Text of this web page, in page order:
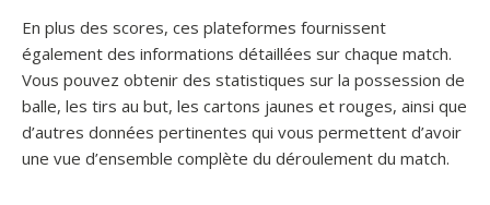
En plus des scores, ces plateformes fournissent
également des informations détaillées sur chaque match.
Vous pouvez obtenir des statistiques sur la possession de
balle, les tirs au but, les cartons jaunes et rouges, ainsi que
d’autres données pertinentes qui vous permettent d’avoir
une vue d’ensemble complète du déroulement du match.